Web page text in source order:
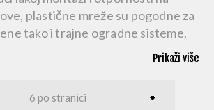
plastične mreže su pogodne za
tako i trajne ogradne sisteme.
Prikaži više